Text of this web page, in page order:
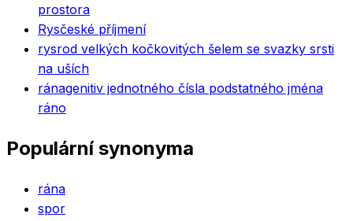
prostora
Rysčeské příjmení
rysrod velkých kočkovitých šelem se svazky srsti
na uších
ránagenitiv jednotného čísla podstatného jména
ráno
Populární synonyma
rána
spor